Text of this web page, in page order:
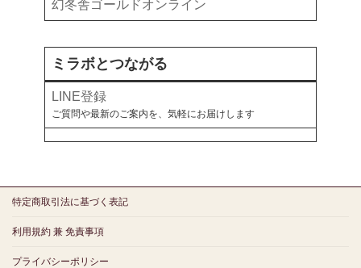
幻冬舎ゴールドオンライン
ミラボとつながる
LINE登録
ご質問や最新のご案内を、気軽にお届けします
特定商取引法に基づく表記
利用規約 兼 免責事項
プライバシーポリシー